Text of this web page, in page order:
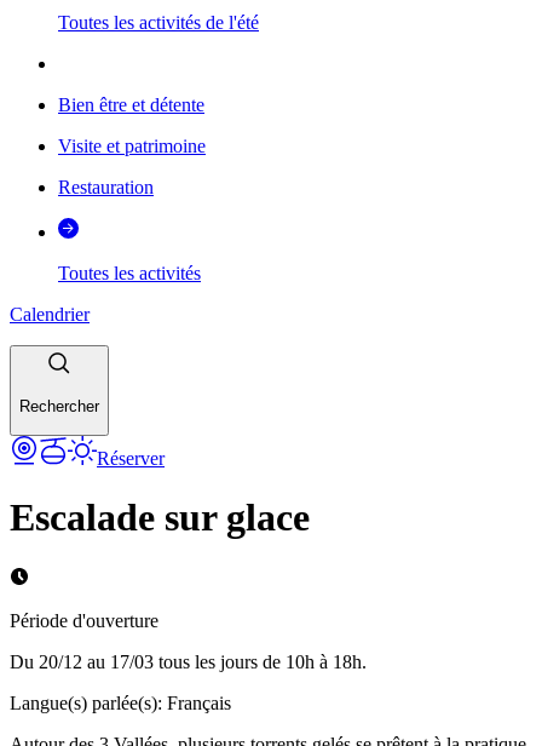
Toutes les activités de l'été
Bien être et détente
Visite et patrimoine
Restauration
Toutes les activités
Calendrier
Rechercher
Réserver
Escalade sur glace
Période d'ouverture
Du 20/12 au 17/03 tous les jours de 10h à 18h.
Langue(s) parlée(s): Français